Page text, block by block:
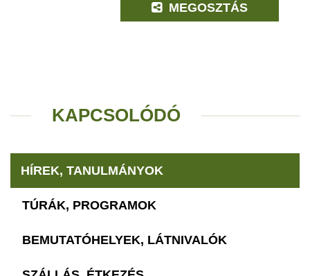
MEGOSZTÁS
KAPCSOLÓDÓ
HÍREK, TANULMÁNYOK
TÚRÁK, PROGRAMOK
BEMUTATÓHELYEK, LÁTNIVALÓK